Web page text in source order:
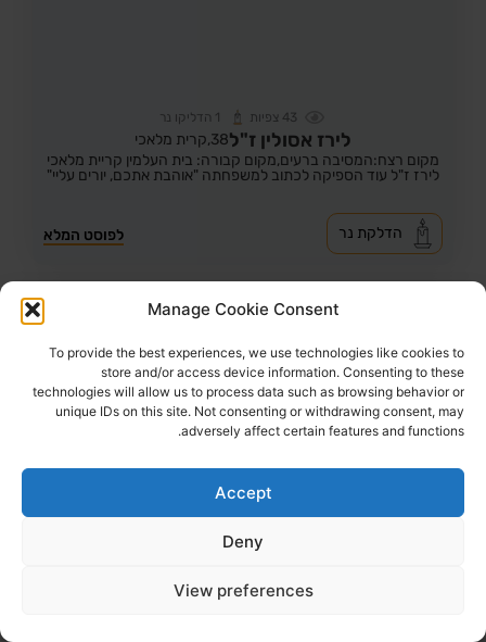
Manage Cookie Consent
To provide the best experiences, we use technologies like cookies to
store and/or access device information. Consenting to these
technologies will allow us to process data such as browsing behavior or
unique IDs on this site. Not consenting or withdrawing consent, may
adversely affect certain features and functions.
Accept
Deny
View preferences
43 צפיות 1 הדליקו נר
לירז אסולין ז"ל38, קרית מלאכי
מקום רצח:המסיבה ברעים,מקום קבורה: בית העלמין קריית מלאכי
לירז ז"ל עוד הספיקה לכתוב למשפחתה "אוהבת אתכם, יורים עליי"
לפוסט המלא הדלקת נר
66 צפיות 1 הדליקו נר